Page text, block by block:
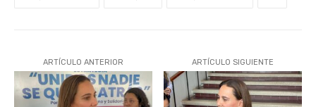
ARTÍCULO ANTERIOR ARTÍCULO SIGUIENTE